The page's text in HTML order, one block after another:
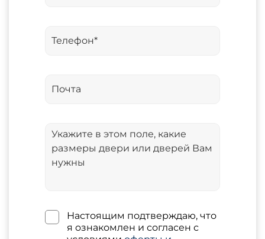
Настоящим подтверждаю, что
я ознакомлен и согласен с